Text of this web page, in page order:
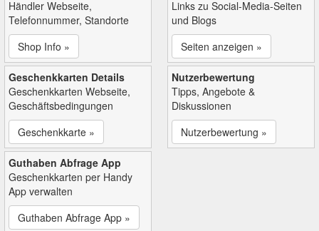
Händler Webseite,
Telefonnummer, Standorte
Shop Info »
Links zu Social-Media-Seiten
und Blogs
Seiten anzeigen »
Geschenkkarten Details
Geschenkkarten Webseite,
Geschäftsbedingungen
Geschenkkarte »
Nutzerbewertung
Tipps, Angebote &
Diskussionen
Nutzerbewertung »
Guthaben Abfrage App
Geschenkkarten per Handy
App verwalten
Guthaben Abfrage App »